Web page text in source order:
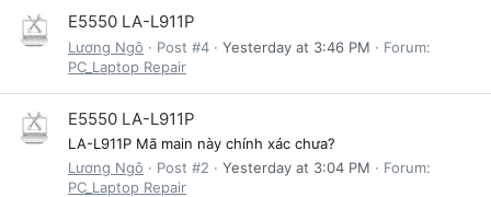
E5550 LA-L911P
Lương Ngô Post #4 Yesterday at 3:46 PM
Forum:
PC_Laptop Repair
E5550 LA-L911P
LA-L911P Mã main này chính xác chưa?
Lương Ngô
Post #2 Yesterday at 3:04 PM
Forum:
PC_Laptop Repair